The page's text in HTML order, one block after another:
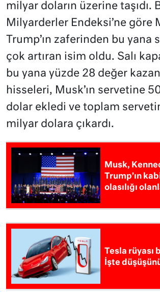
milyar doların üzerine taşıdı.
Milyarderler Endeksi’ne göre
Trump’ın zaferinden bu yana
çok artıran isim oldu. Salı
bu yana yüzde 28 değer
hisseleri, Musk’ın servetine
dolar ekledi ve toplam
milyar dolara çıkardı.
Musk,
Trump’ın
olasılığı
Tesla
İşte